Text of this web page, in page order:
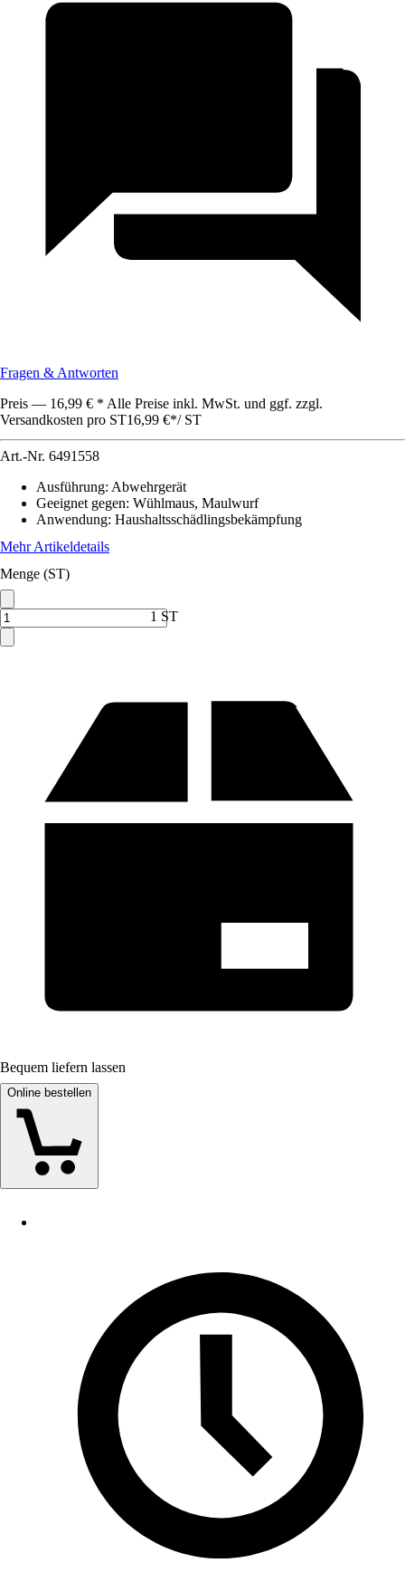
Fragen & Antworten
Preis — 16,99 € * Alle Preise inkl. MwSt. und ggf. zzgl.
Versandkosten pro ST16,99 €*/ ST
Art.-Nr. 6491558
Ausführung: Abwehrgerät
Geeignet gegen: Wühlmaus, Maulwurf
Anwendung: Haushaltsschädlingsbekämpfung
Mehr Artikeldetails
Menge (ST)
1 ST
Bequem liefern lassen
Online bestellen